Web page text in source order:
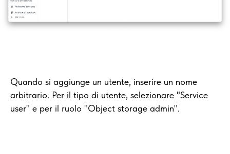
Quando si aggiunge un utente, inserire un nome
arbitrario. Per il tipo di utente, selezionare "Service
user" e per il ruolo "Object storage admin".